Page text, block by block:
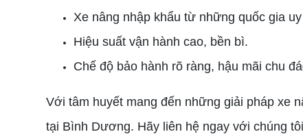
Xe nâng nhập khẩu từ những quốc gia
Hiệu suất vận hành cao, bền bì.
Chế độ bảo hành rõ ràng, hậu mãi chu
Với tâm huyết mang đến những giải pháp xe
tại Bình Dương. Hãy liên hệ ngay với chúng